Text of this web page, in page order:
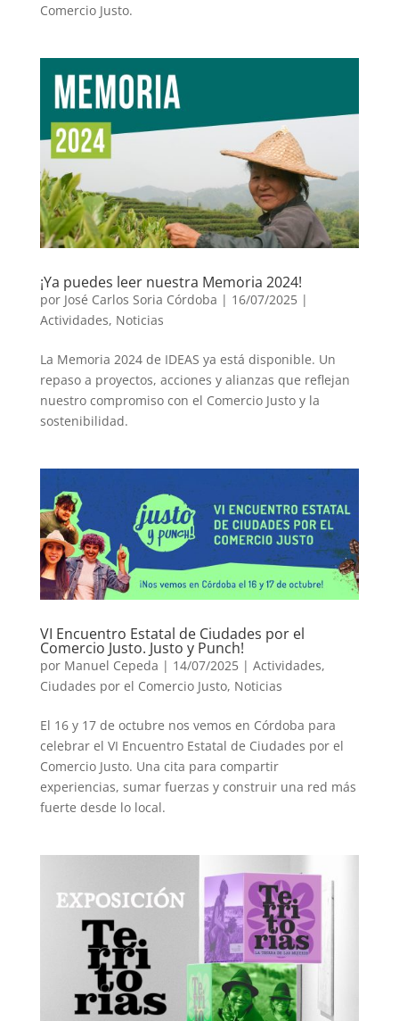
Comercio Justo.
¡Ya puedes leer nuestra Memoria 2024!
por José Carlos Soria Córdoba | 16/07/2025 |
Actividades, Noticias
La Memoria 2024 de IDEAS ya está disponible. Un
repaso a proyectos, acciones y alianzas que reflejan
nuestro compromiso con el Comercio Justo y la
sostenibilidad.
VI Encuentro Estatal de Ciudades por el
Comercio Justo. Justo y Punch!
por Manuel Cepeda | 14/07/2025 | Actividades,
Ciudades por el Comercio Justo, Noticias
El 16 y 17 de octubre nos vemos en Córdoba para
celebrar el VI Encuentro Estatal de Ciudades por el
Comercio Justo. Una cita para compartir
experiencias, sumar fuerzas y construir una red más
fuerte desde lo local.